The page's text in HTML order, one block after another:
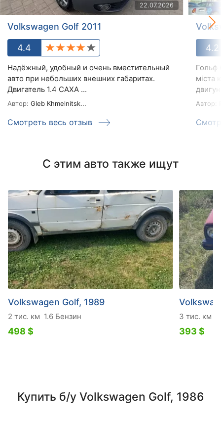
22.07.2026
Volkswagen Golf 2011
4.4
Надёжный, удобный и очень вместительный
авто при небольших внешних габаритах.
Двигатель 1.4 САХА ...
Автор: Gleb Khmelnitsk...
Смотреть весь отзыв
4.2
Гольф
міста
Автор:
С этим авто также ищут
Volkswagen Golf, 1989
2 тис. км 1.6 Бензин
498 $
3 тис. км
393 $
Купить б/у Volkswagen Golf, 1986